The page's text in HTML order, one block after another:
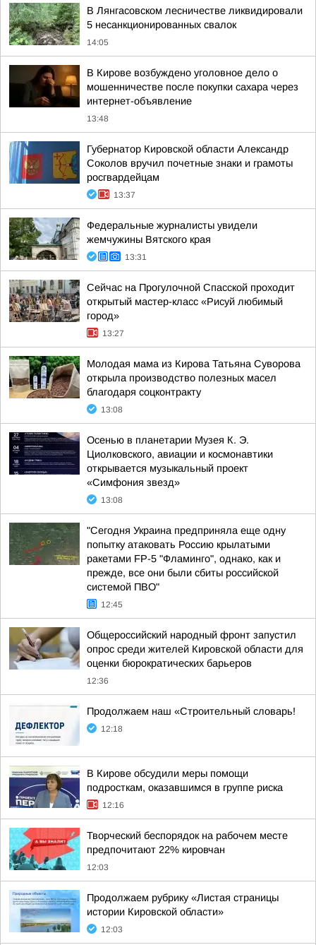
В Лянгасовском лесничестве ликвидировали
5 несанкционированных свалок
14:05
В Кирове возбуждено уголовное дело о
мошенничестве после покупки сахара через
интернет-объявление
13:48
Губернатор Кировской области Александр
Соколов вручил почетные знаки и грамоты
росгвардейцам
13:37
Федеральные журналисты увидели
жемчужины Вятского края
13:31
Сейчас на Прогулочной Спасской проходит
открытый мастер-класс «Рисуй любимый
город»
13:27
Молодая мама из Кирова Татьяна Суворова
открыла производство полезных масел
благодаря соцконтракту
13:08
Осенью в планетарии Музея К. Э.
Циолковского, авиации и космонавтики
открывается музыкальный проект
«Симфония звезд»
13:08
"Сегодня Украина предприняла еще одну
попытку атаковать Россию крылатыми
ракетами FP-5 "Фламинго", однако, как и
прежде, все они были сбиты российской
системой ПВО"
12:45
Общероссийский народный фронт запустил
опрос среди жителей Кировской области для
оценки бюрократических барьеров
12:36
Продолжаем наш «Строительный словарь!
12:18
В Кирове обсудили меры помощи
подросткам, оказавшимся в группе риска
12:16
Творческий беспорядок на рабочем месте
предпочитают 22% кировчан
12:03
Продолжаем рубрику «Листая страницы
истории Кировской области»
12:03